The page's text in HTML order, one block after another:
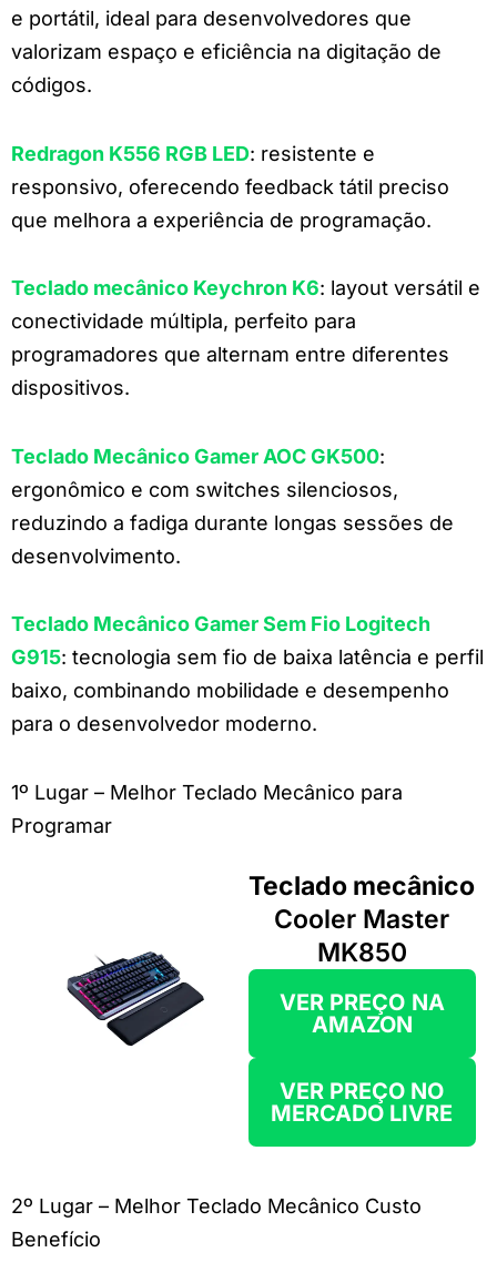
e portátil, ideal para desenvolvedores que
valorizam espaço e eficiência na digitação de
códigos.
Redragon K556 RGB LED: resistente e
responsivo, oferecendo feedback tátil preciso
que melhora a experiência de programação.
Teclado mecânico Keychron K6: layout versátil e
conectividade múltipla, perfeito para
programadores que alternam entre diferentes
dispositivos.
Teclado Mecânico Gamer AOC GK500:
ergonômico e com switches silenciosos,
reduzindo a fadiga durante longas sessões de
desenvolvimento.
Teclado Mecânico Gamer Sem Fio Logitech
G915: tecnologia sem fio de baixa latência e perfil
baixo, combinando mobilidade e desempenho
para o desenvolvedor moderno.
1º Lugar – Melhor Teclado Mecânico para
Programar
Teclado mecânico
Cooler Master
MK850
VER PREÇO NA
AMAZON
VER PREÇO NO
MERCADO LIVRE
2º Lugar – Melhor Teclado Mecânico Custo
Benefício